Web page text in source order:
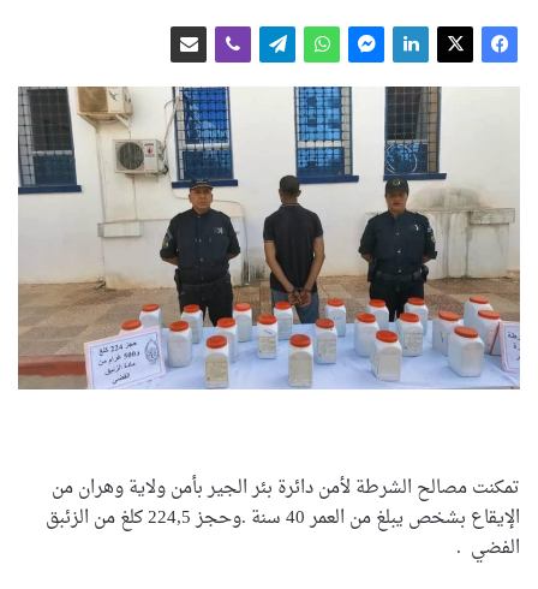
تمكنت مصالح الشرطة لأمن دائرة بئر الجير بأمن ولاية وهران من
الإيقاع بشخص يبلغ من العمر 40 سنة .وحجز 224,5 كلغ من الزئبق
الفضي .